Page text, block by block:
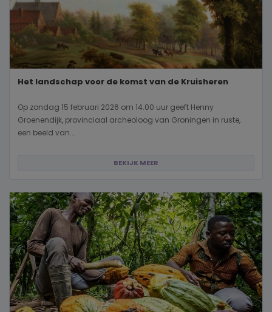
Het landschap voor de komst van de Kruisheren
Op zondag 15 februari 2026 om 14.00 uur geeft Henny
Groenendijk, provinciaal archeoloog van Groningen in ruste,
een beeld van...
BEKIJK MEER